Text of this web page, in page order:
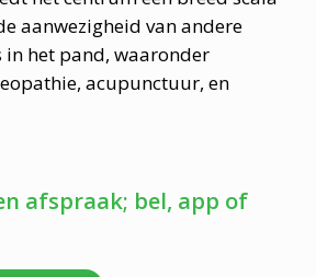
aanwezigheid van andere
het pand, waaronder
acupunctuur, en
afspraak; bel, app of